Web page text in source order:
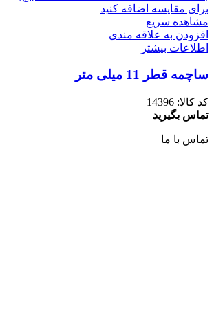
برای مقایسه اضافه کنید
مشاهده سریع
افزودن به علاقه مندی
اطلاعات بیشتر
ساچمه قطر 11 میلی متر
کد کالا: 14396
تماس بگیرید
تماس با ما